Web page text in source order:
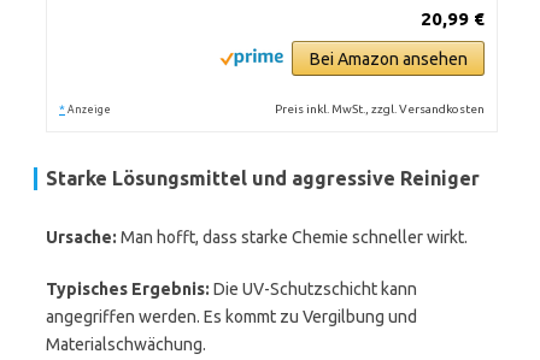
20,99 €
Bei Amazon ansehen
* Anzeige Preis inkl. MwSt., zzgl. Versandkosten
Starke Lösungsmittel und aggressive Reiniger
Ursache: Man hofft, dass starke Chemie schneller wirkt.
Typisches Ergebnis: Die UV-Schutzschicht kann
angegriffen werden. Es kommt zu Vergilbung und
Materialschwächung.